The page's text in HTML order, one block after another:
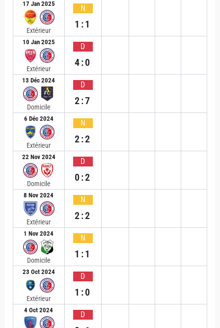
17 Jan 2025
Extérieur
N
1:1
10 Jan 2025
Extérieur
D
4:0
13 Déc 2024
Domicile
D
2:7
6 Déc 2024
Extérieur
N
2:2
22 Nov 2024
Domicile
D
0:2
8 Nov 2024
Extérieur
N
2:2
1 Nov 2024
Domicile
N
1:1
23 Oct 2024
Extérieur
D
1:0
4 Oct 2024 D